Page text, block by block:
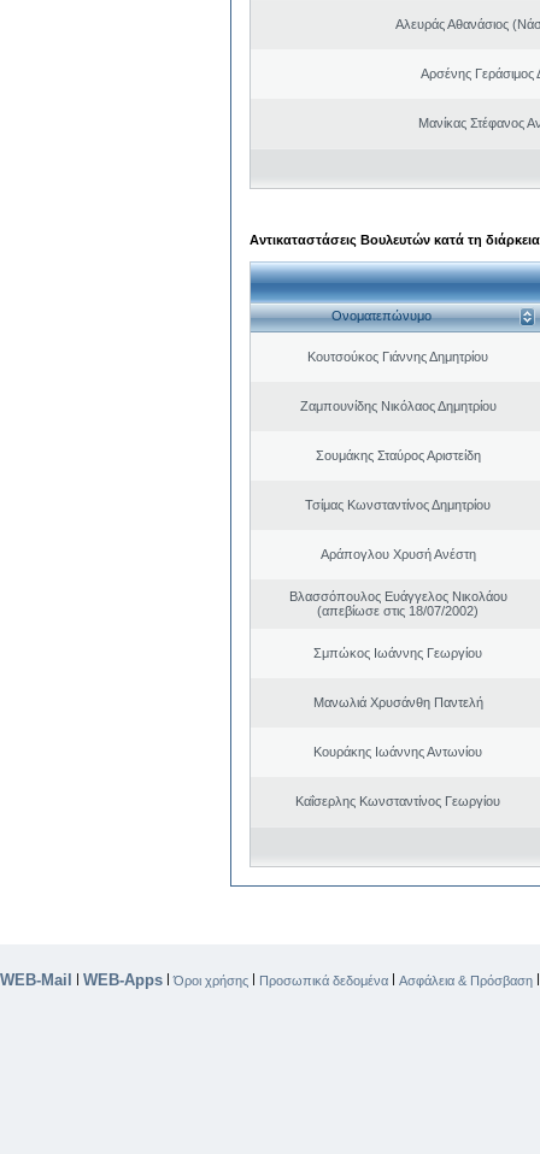
Αλευράς Αθανάσιος
Αρσένης Γεράσιμος
Μανίκας Στέφανος
Αντικαταστάσεις Βουλευτών κατά τη
Ονοματεπώνυμο
Κουτσούκος Γιάννης Δημητρίου
Ζαμπουνίδης Νικόλαος Δημητρίου
Σουμάκης Σταύρος Αριστείδη
Τσίμας Κωνσταντίνος Δημητρίου
Αράπογλου Χρυσή Ανέστη
Βλασσόπουλος Ευάγγελος Νικολάου
(απεβίωσε στις 18/07/2002)
Σμπώκος Ιωάννης Γεωργίου
Μανωλιά Χρυσάνθη Παντελή
Κουράκης Ιωάννης Αντωνίου
Καΐσερλης Κωνσταντίνος Γεωργίου
WEB-Mail | WEB-Apps |Όροι χρήσης | Προσωπικά δεδομένα | Ασφάλεια & Πρόσβαση